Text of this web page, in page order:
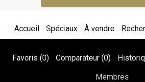
Accueil Spéciaux À vendre
Favoris (0) Comparateur (0)
Membres